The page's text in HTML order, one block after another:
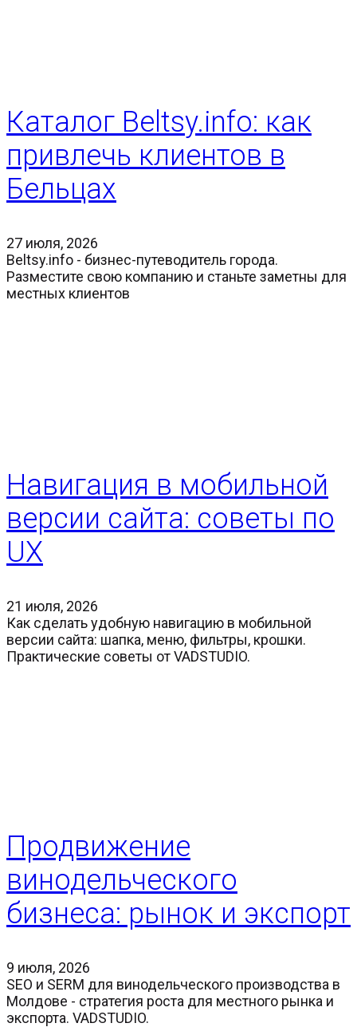
Каталог Beltsy.info: как
привлечь клиентов в
Бельцах
27 июля, 2026
Beltsy.info - бизнес-путеводитель города.
Разместите свою компанию и станьте заметны для
местных клиентов
Навигация в мобильной
версии сайта: советы по
UX
21 июля, 2026
Как сделать удобную навигацию в мобильной
версии сайта: шапка, меню, фильтры, крошки.
Практические советы от VADSTUDIO.
Продвижение
винодельческого
бизнеса: рынок и экспорт
9 июля, 2026
SEO и SERM для винодельческого производства в
Молдове - стратегия роста для местного рынка и
экспорта. VADSTUDIO.